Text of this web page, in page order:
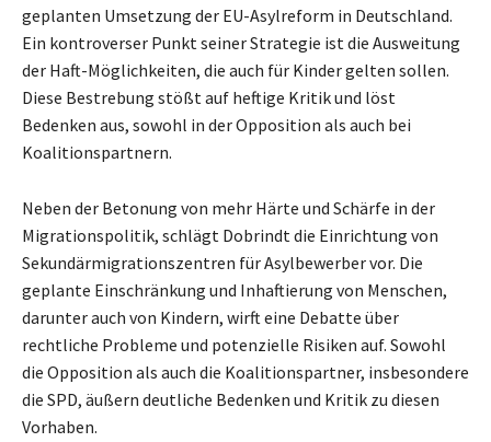
geplanten Umsetzung der EU-Asylreform in Deutschland.
Ein kontroverser Punkt seiner Strategie ist die Ausweitung
der Haft-Möglichkeiten, die auch für Kinder gelten sollen.
Diese Bestrebung stößt auf heftige Kritik und löst
Bedenken aus, sowohl in der Opposition als auch bei
Koalitionspartnern.
Neben der Betonung von mehr Härte und Schärfe in der
Migrationspolitik, schlägt Dobrindt die Einrichtung von
Sekundärmigrationszentren für Asylbewerber vor. Die
geplante Einschränkung und Inhaftierung von Menschen,
darunter auch von Kindern, wirft eine Debatte über
rechtliche Probleme und potenzielle Risiken auf. Sowohl
die Opposition als auch die Koalitionspartner, insbesondere
die SPD, äußern deutliche Bedenken und Kritik zu diesen
Vorhaben.